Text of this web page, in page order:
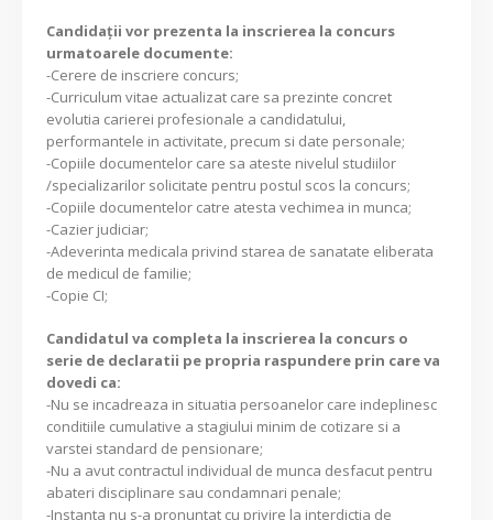
Candidaţii vor prezenta la inscrierea la concurs
urmatoarele documente:
-Cerere de inscriere concurs;
-Curriculum vitae actualizat care sa prezinte concret
evolutia carierei profesionale a candidatului,
performantele in activitate, precum si date personale;
-Copiile documentelor care sa ateste nivelul studiilor
/specializarilor solicitate pentru postul scos la concurs;
-Copiile documentelor catre atesta vechimea in munca;
-Cazier judiciar;
-Adeverinta medicala privind starea de sanatate eliberata
de medicul de familie;
-Copie CI;
Candidatul va completa la inscrierea la concurs o
serie de declaratii pe propria raspundere prin care va
dovedi ca:
-Nu se incadreaza in situatia persoanelor care indeplinesc
conditiile cumulative a stagiului minim de cotizare si a
varstei standard de pensionare;
-Nu a avut contractul individual de munca desfacut pentru
abateri disciplinare sau condamnari penale;
-Instanta nu s-a pronuntat cu privire la interdictia de